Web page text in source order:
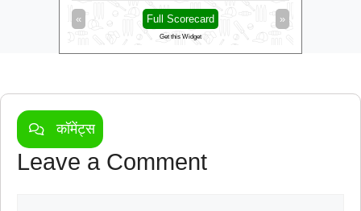
« »
Full Scorecard
Get this Widget
कॉमेंट्स
Leave a Comment